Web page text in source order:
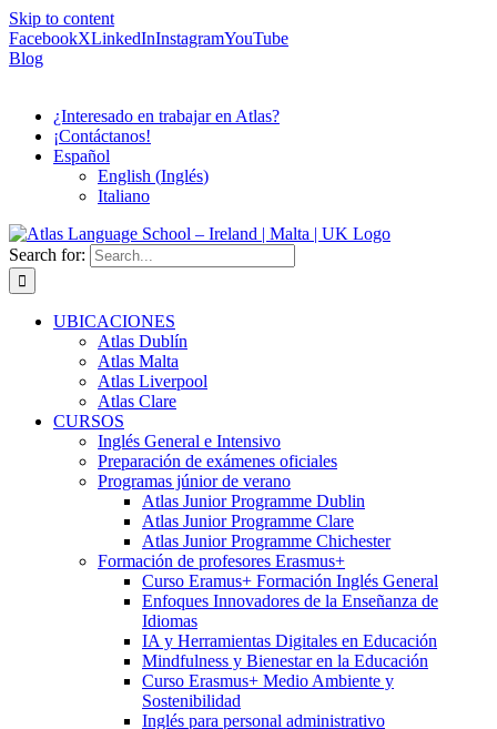
Skip to content
FacebookXLinkedInInstagramYouTube
Blog
¿Interesado en trabajar en Atlas?
¡Contáctanos!
Español
English (Inglés)
Italiano
Search for:
UBICACIONES
Atlas Dublín
Atlas Malta
Atlas Liverpool
Atlas Clare
CURSOS
Inglés General e Intensivo
Preparación de exámenes oficiales
Programas júnior de verano
Atlas Junior Programme Dublin
Atlas Junior Programme Clare
Atlas Junior Programme Chichester
Formación de profesores Erasmus+
Curso Eramus+ Formación Inglés General
Enfoques Innovadores de la Enseñanza de
Idiomas
IA y Herramientas Digitales en Educación
Mindfulness y Bienestar en la Educación
Curso Erasmus+ Medio Ambiente y
Sostenibilidad
Inglés para personal administrativo